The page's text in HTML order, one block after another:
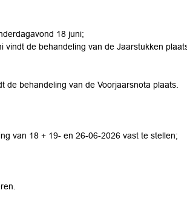
18 juni;
vindt de behandeling van de Jaarstukken
de behandeling van de Voorjaarsnota plaats.
van 18 + 19- en 26-06-2026 vast te stellen;